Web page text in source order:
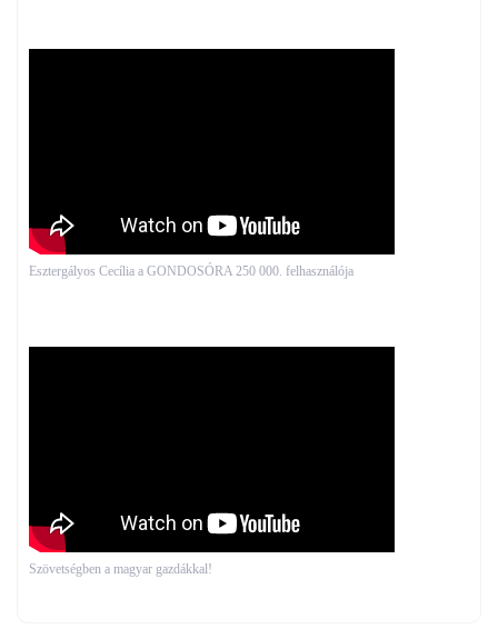
Esztergályos Cecília a GONDOSÓRA 250 000. felhasználója
Szövetségben a magyar gazdákkal!